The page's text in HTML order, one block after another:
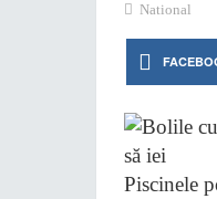
National
Piscinele